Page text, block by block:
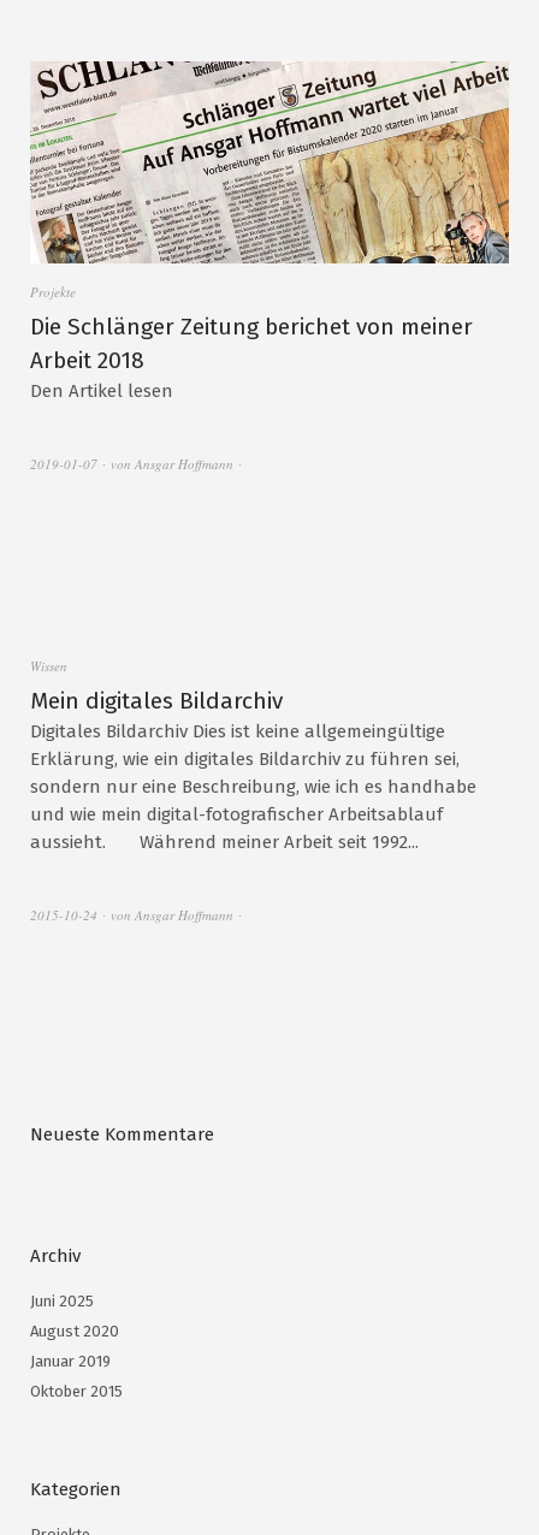
Projekte
Die Schlänger Zeitung berichet von meiner
Arbeit 2018
Den Artikel lesen
2019-01-07 von Ansgar Hoffmann
Wissen
Mein digitales Bildarchiv
Digitales Bildarchiv Dies ist keine allgemeingültige
Erklärung, wie ein digitales Bildarchiv zu führen sei,
sondern nur eine Beschreibung, wie ich es handhabe
und wie mein digital-fotografischer Arbeitsablauf
aussieht. Während meiner Arbeit seit 1992...
2015-10-24 von Ansgar Hoffmann
Neueste Kommentare
Archiv
Juni 2025
August 2020
Januar 2019
Oktober 2015
Kategorien